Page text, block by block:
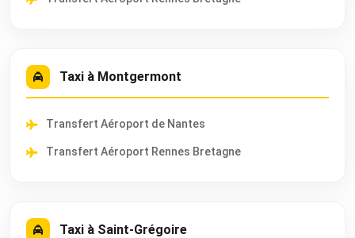
Taxi à Montgermont
Transfert Aéroport de Nantes
Transfert Aéroport Rennes Bretagne
Taxi à Saint-Grégoire